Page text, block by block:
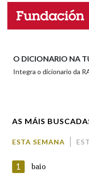
Nome
O DICIONARIO NA
Integra o dicionario da
AS MÁIS
ESTA SEMANA
1 baio